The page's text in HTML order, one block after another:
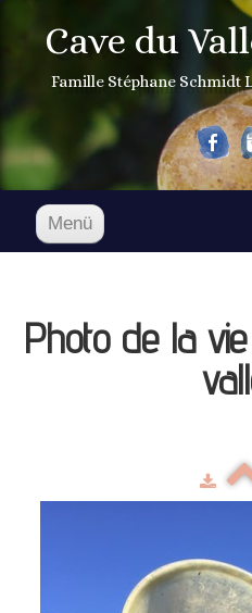
Cave du
Famille Stéphane Schmidt
Menü
Boutique▼
Infos pratiques▼
Photo de la